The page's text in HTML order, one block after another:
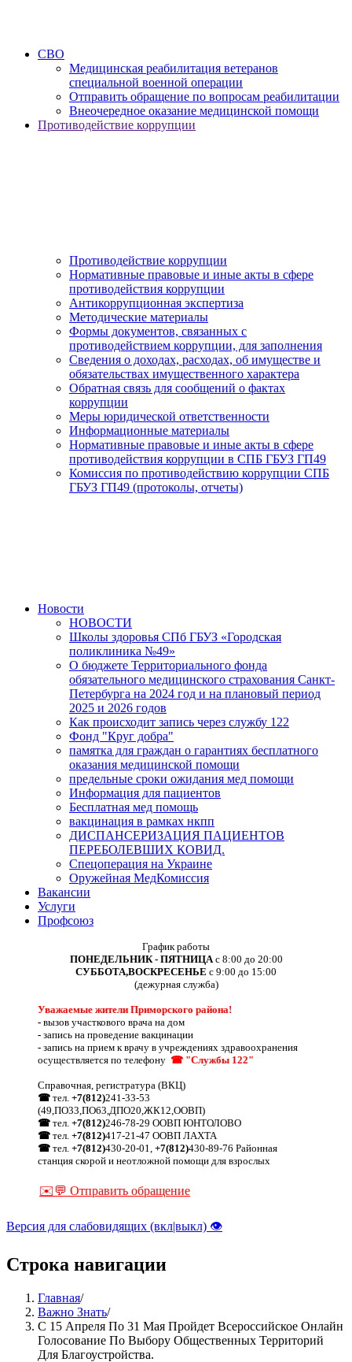
СВО
Медицинская реабилитация ветеранов
специальной военной операции
Отправить обращение по вопросам реабилитации
Внеочередное оказание медицинской помощи
Противодействие коррупции
Противодействие коррупции
Нормативные правовые и иные акты в сфере
противодействия коррупции
Антикоррупционная экспертиза
Методические материалы
Формы документов, связанных с
противодействием коррупции, для заполнения
Сведения о доходах, расходах, об имуществе и
обязательствах имущественного характера
Обратная связь для сообщений о фактах
коррупции
Меры юридической ответственности
Информационные материалы
Нормативные правовые и иные акты в сфере
противодействия коррупции в СПБ ГБУЗ ГП49
Комиссия по противодействию коррупции СПБ
ГБУЗ ГП49 (протоколы, отчеты)
Новости
НОВОСТИ
Школы здоровья СПб ГБУЗ «Городская
поликлиника №49»
О бюджете Территориального фонда
обязательного медицинского страхования Санкт-
Петербурга на 2024 год и на плановый период
2025 и 2026 годов
Как происходит запись через службу 122
Фонд "Круг добра"
памятка для граждан о гарантиях бесплатного
оказания медицинской помощи
предельные сроки ожидания мед помощи
Информация для пациентов
Бесплатная мед помощь
вакцинация в рамках нкпп
ДИСПАНСЕРИЗАЦИЯ ПАЦИЕНТОВ
ПЕРЕБОЛЕВШИХ КОВИД.
Спецоперация на Украине
Оружейная МедКомиссия
Вакансии
Услуги
Профсоюз
График работы
ПОНЕДЕЛЬНИК - ПЯТНИЦА с 8:00 до 20:00
СУББОТА,ВОСКРЕСЕНЬЕ с 9:00 до 15:00
(дежурная служба)
Уважаемые жители Приморского района!
- вызов участкового врача на дом
- запись на проведение вакцинации
- запись на прием к врачу в учреждениях здравоохранения
осуществляется по телефону ☎ "Службы 122"
Справочная, регистратура (ВКЦ)
☎ тел. +7(812)241-33-53
(49,ПО33,ПО63,ДПО20,ЖК12,ООВП)
☎ тел. +7(812)246-78-29 ООВП ЮНТОЛОВО
☎ тел. +7(812)417-21-47 ООВП ЛАХТА
☎ тел. +7(812)430-20-01, +7(812)430-89-76 Районная
станция скорой и неотложной помощи для взрослых
✉️💬 Отправить обращение
Версия для слабовидящих (вкл|выкл) 👁
Строка навигации
Главная/
Важно Знать/
С 15 Апреля По 31 Мая Пройдет Всероссийское Онлайн
Голосование По Выбору Общественных Территорий
Для Благоустройства.